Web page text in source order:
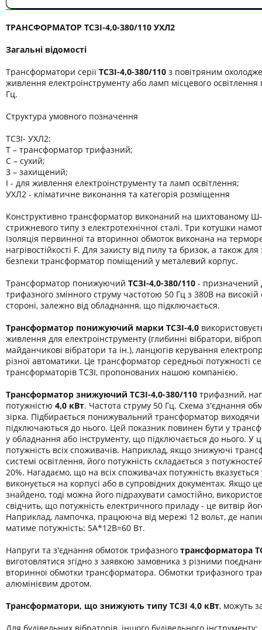
ТРАНСФОРМАТОР ТСЗІ-4,0-380/110 УХЛ2
Загальні відомості
Трансформатори серії ТСЗІ-4,0-380/110 з повітряним
живлення електроінструменту або ламп місцевого освітлення
Гц.
Структура умовного позначення
ТСЗІ- УХЛ2:
Т – трансформатор трифазний;
С – сухий;
З – захищений;
І - для живлення електроінструменту та ламп освітлення;
УХЛ2 - кліматичне виконання та категорія розміщення
Конструктивно трансформатор виконаний на шихтованому Ш-
стрижневого типу з електротехнічної сталі. Три котушки
Ізоляція первинної та вторинної обмоток виконана на
нагрівостійкості F. Для захисту від пилу та бризок, а також
безпеки трансформатор поміщений у металевий корпус.
Трансформатор понижуючий ТСЗІ-4,0-380/110 - призначений
трифазного змінного струму частотою 50 Гц з 380В на високій
стороні, залежно від обладнання, що підключається.
Трансформатор понижуючий марки ТСЗІ-4,0
живлення для електроінструменту (глибинні вібратори,
майданчикові вібратори та ін.), ланцюгів керування
різної автоматики. Це трансформатор середньої потужності
трансформаторів ТСЗІ, пропонованих нашою компанією.
Трансформатор знижуючий ТСЗІ-4,0-380/110 трифазний,
потужністю 4,0 кВт. Частота струму 50 Гц. Схема з'єднання
зірка. Підбирається понижувальний трансформатор
підключаються до нього. Цей показник повинен бути у
у обладнання або інструменту, що підключається до нього. У
потужність всіх споживачів. Наприклад, якщо знижуючі
системі освітлення, його потужність складається з
20%. Нагадаємо, що на всіх споживачах потужність
виконується на корпусі або в супровідних документах. Якщо
знайдено, тоді можна його підрахувати самостійно,
свідчить, що потужність електричного приладу - це витвір
Наприклад, лампочка, працююча від мережі 12 вольт, де
матиме потужність: 5А*12В=60 Вт.
Напруги та з'єднання обмоток трифазного трансформатора
виготовлятися згідно з заявкою замовника з різними
вторинної обмотки трансформатора. Обмотки трифазного
алюмінієвим дротом.
Трансформатори, що знижують типу ТСЗІ 4,0 кВт, можуть